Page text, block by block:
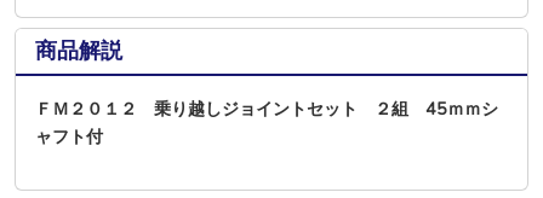
商品解説
ＦＭ２０１２ 乗り越しジョイントセット ２組 45ｍｍシ
ャフト付